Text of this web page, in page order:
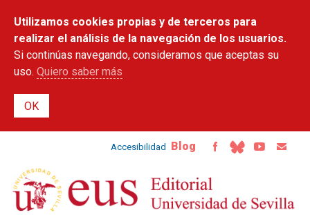
contenido
principal
Utilizamos cookies propias y de terceros para
realizar el análisis de la navegación de los usuarios.
Si continúas navegando, consideramos que aceptas su
uso. Quiero saber más
Accesibilidad Blog